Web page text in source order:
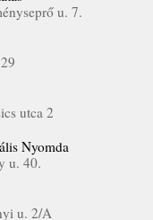
u. 7.
utca 2
Nyomda
u. 40.
u. 2/A